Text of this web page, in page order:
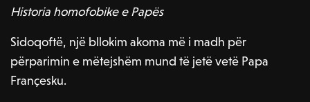
Historia homofobike e Papës
Sidoqoftë, një bllokim akoma më i madh për
përparimin e mëtejshëm mund të jetë vetë Papa
Françesku.